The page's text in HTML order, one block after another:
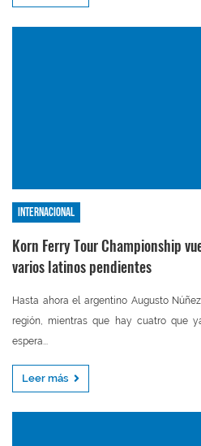
Internacional
Korn Ferry Tour Championship
varios latinos pendientes
Hasta ahora el argentino Augusto
región, mientras que hay cuatro que
espera...
Leer más